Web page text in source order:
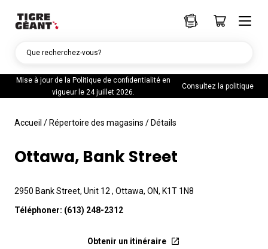
Mise à jour de la Politique de confidentialité en
vigueur le 24 juillet 2026.
Consultez la politique
Que recherchez-vous?
Accueil / Répertoire des magasins / Détails
Ottawa, Bank Street
2950 Bank Street, Unit 12 , Ottawa, ON, K1T 1N8
Téléphoner: (613) 248-2312
Obtenir un itinéraire